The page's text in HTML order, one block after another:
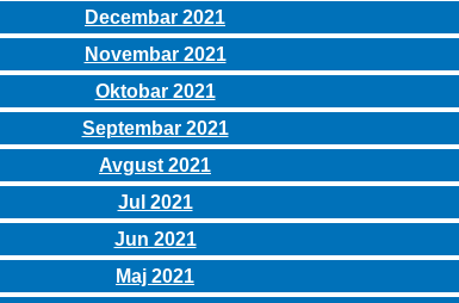
Decembar 2021
Novembar 2021
Oktobar 2021
Septembar 2021
Avgust 2021
Jul 2021
Jun 2021
Maj 2021